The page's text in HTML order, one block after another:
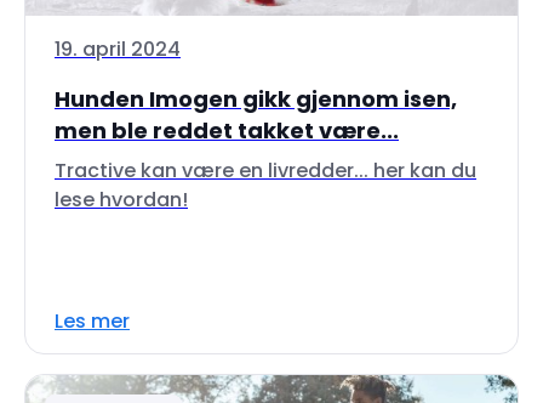
19. april 2024
Hunden Imogen gikk gjennom isen,
men ble reddet takket være...
Tractive kan være en livredder... her kan du
lese hvordan!
Les mer